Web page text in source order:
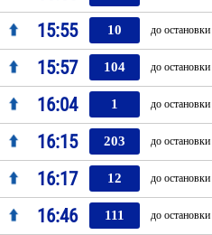
15:55 10 до остановки
15:57 104 до остановки
16:04 1 до остановки
16:15 203 до остановки
16:17 12 до остановки
16:46 111 до остановки